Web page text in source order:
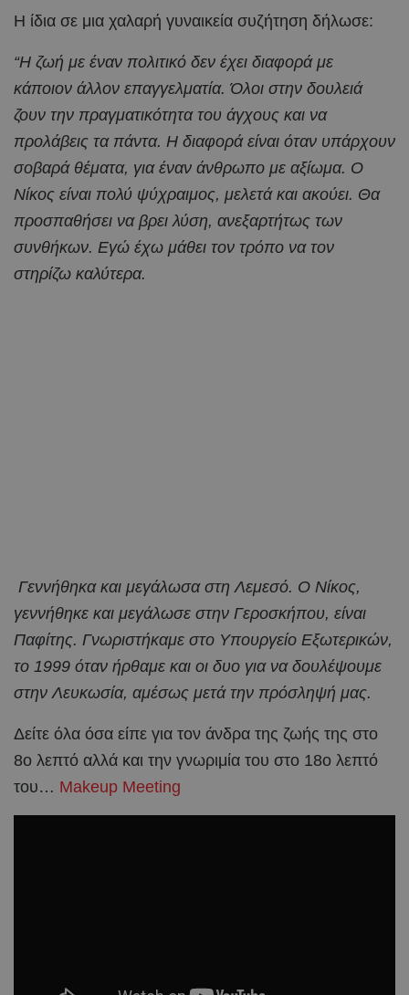
H ίδια σε μια χαλαρή γυναικεία συζήτηση δήλωσε:
“Η ζωή με έναν πολιτικό δεν έχει διαφορά με
κάποιον άλλον επαγγελματία. Όλοι στην δουλειά
ζουν την πραγματικότητα του άγχους και να
προλάβεις τα πάντα. Η διαφορά είναι όταν υπάρχουν
σοβαρά θέματα, για έναν άνθρωπο με αξίωμα. Ο
Νίκος είναι πολύ ψύχραιμος, μελετά και ακούει. Θα
προσπαθήσει να βρει λύση, ανεξαρτήτως των
συνθήκων. Εγώ έχω μάθει τον τρόπο να τον
στηρίζω καλύτερα.
Γεννήθηκα και μεγάλωσα στη Λεμεσό. Ο Νίκος,
γεννήθηκε και μεγάλωσε στην Γεροσκήπου, είναι
Παφίτης. Γνωριστήκαμε στο Υπουργείο Εξωτερικών,
το 1999 όταν ήρθαμε και οι δυο για να δουλέψουμε
στην Λευκωσία, αμέσως μετά την πρόσληψή μας.
Δείτε όλα όσα είπε για τον άνδρα της ζωής της στο
8ο λεπτό αλλά και την γνωριμία του στο 18ο λεπτό
του… Makeup Meeting